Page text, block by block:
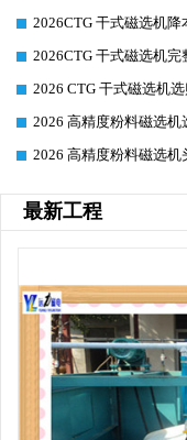
2026CTG 干式磁选机
2026CTG 干式磁选机
2026 CTG 干式磁选机
2026 高精度粉料磁选
2026 高精度粉料磁选
最新工程